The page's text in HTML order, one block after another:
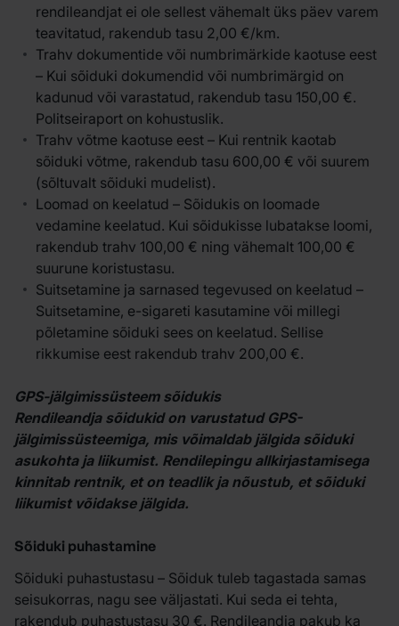
rendileandjat ei ole sellest vähemalt üks päev varem
teavitatud, rakendub tasu 2,00 €/km.
Trahv dokumentide või numbrimärkide kaotuse eest
– Kui sõiduki dokumendid või numbrimärgid on
kadunud või varastatud, rakendub tasu 150,00 €.
Politseiraport on kohustuslik.
Trahv võtme kaotuse eest – Kui rentnik kaotab
sõiduki võtme, rakendub tasu 600,00 € või suurem
(sõltuvalt sõiduki mudelist).
Loomad on keelatud – Sõidukis on loomade
vedamine keelatud. Kui sõidukisse lubatakse loomi,
rakendub trahv 100,00 € ning vähemalt 100,00 €
suurune koristustasu.
Suitsetamine ja sarnased tegevused on keelatud –
Suitsetamine, e-sigareti kasutamine või millegi
põletamine sõiduki sees on keelatud. Sellise
rikkumise eest rakendub trahv 200,00 €.
GPS-jälgimissüsteem sõidukis
Rendileandja sõidukid on varustatud GPS-
jälgimissüsteemiga, mis võimaldab jälgida sõiduki
asukohta ja liikumist. Rendilepingu allkirjastamisega
kinnitab rentnik, et on teadlik ja nõustub, et sõiduki
liikumist võidakse jälgida.
Sõiduki puhastamine
Sõiduki puhastustasu – Sõiduk tuleb tagastada samas
seisukorras, nagu see väljastati. Kui seda ei tehta,
rakendub puhastustasu 30 €. Rendileandja pakub ka